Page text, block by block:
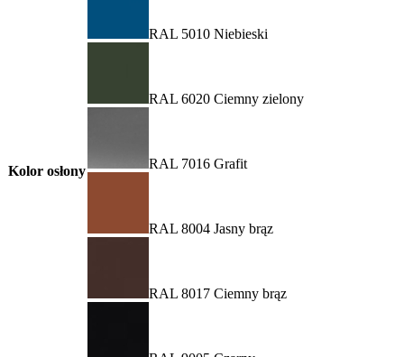
Kolor osłony
RAL 5010 Niebieski
RAL 6020 Ciemny zielony
RAL 7016 Grafit
RAL 8004 Jasny brąz
RAL 8017 Ciemny brąz